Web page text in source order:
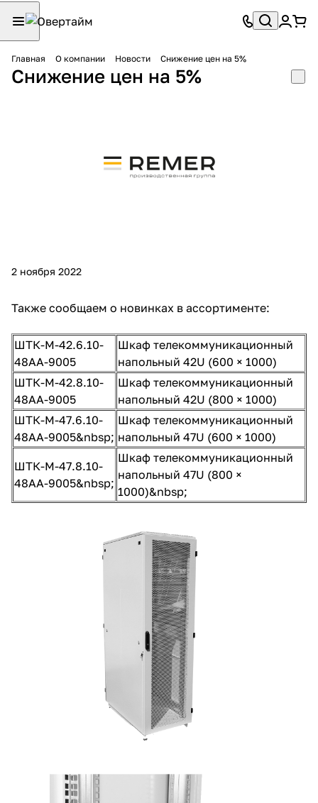
Главная О компании Новости Снижение цен на 5%
Снижение цен на 5%
2 ноября 2022
Также сообщаем о новинках в ассортименте:
ШТК-М-42.6.10-
48АА-9005
Шкаф телекоммуникационный
напольный 42U (600 × 1000)
ШТК-М-42.8.10-
48АА-9005
Шкаф телекоммуникационный
напольный 42U (800 × 1000)
ШТК-М-47.6.10-
48АА-9005&nbsp;
Шкаф телекоммуникационный
напольный 47U (600 × 1000)
ШТК-М-47.8.10-
48АА-9005&nbsp;
Шкаф телекоммуникационный
напольный 47U (800 ×
1000)&nbsp;